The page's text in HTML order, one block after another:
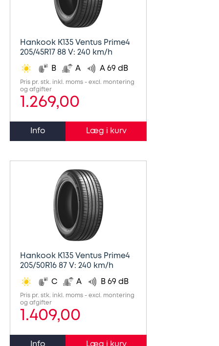
Hankook K135 Ventus Prime4
205/45R17 88 V: 240 km/h
B A A 69 dB
Pris pr. stk. inkl. moms - excl. montering
og afgifter
1.269,00
Info
Hankook K135 Ventus Prime4
205/50R16 87 V: 240 km/h
C A B 69 dB
Pris pr. stk. inkl. moms - excl. montering
og afgifter
1.409,00
Info